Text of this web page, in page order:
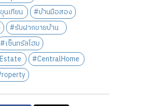
นเทียน
#บ้านมือสอง
#รับฝากขายบ้าน
#เซ็นทรัลโฮม
#CentralHome